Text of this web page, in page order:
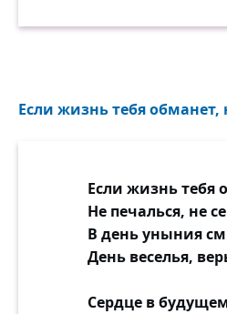
Если жизнь тебя обманет,
Если жизнь тебя
Не печалься, не
В день уныния
День веселья,
Сердце в